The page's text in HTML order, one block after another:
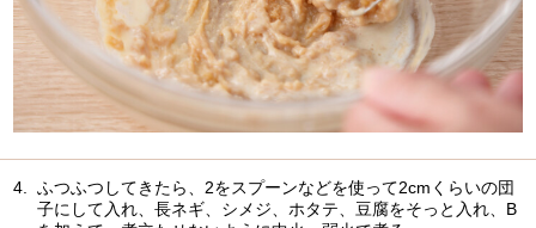
4.
ふつふつしてきたら、2をスプーンなどを使って2cmくらいの団
子にして入れ、長ネギ、シメジ、ホタテ、豆腐をそっと入れ、B